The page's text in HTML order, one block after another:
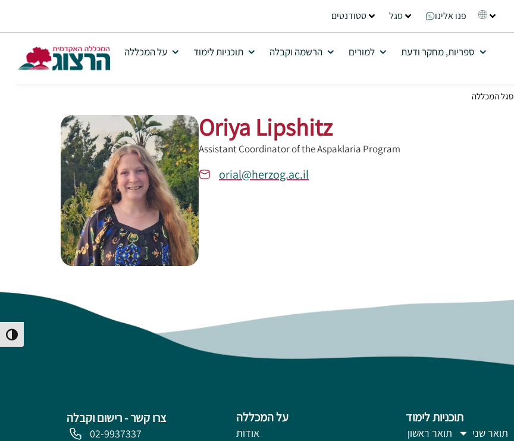
Toggle High Contrast
סטודנטים סגל פנו אלינו
על המכללה תוכניות לימוד הרשמה וקבלה למורים ספריות, מחקר ודעת
סגל המכללה
Oriya Lipshitz
Assistant Coordinator of the Aspaklaria Program
orial@herzog.ac.il
צרו קשר - רישום וקבלה
02-9937337
על המכללה
אודות
תוכניות לימוד
תואר ראשון
תואר שני